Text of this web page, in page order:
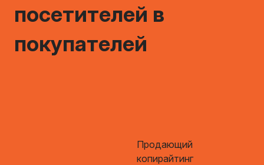
посетителей в
покупателей
Продающий
копирайтинг